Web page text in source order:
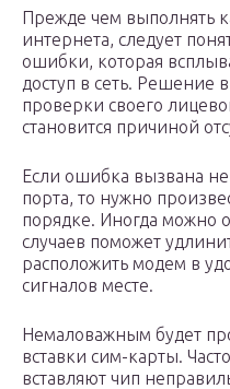
Прежде чем выполнять
интернета, следует
ошибки, которая
доступ в сеть. Решение
проверки своего
становится причиной
Если ошибка вызвана
порта, то нужно
порядке. Иногда можно
случаев поможет
расположить модем в
сигналов месте.
Немаловажным будет
вставки сим-карты.
вставляют чип